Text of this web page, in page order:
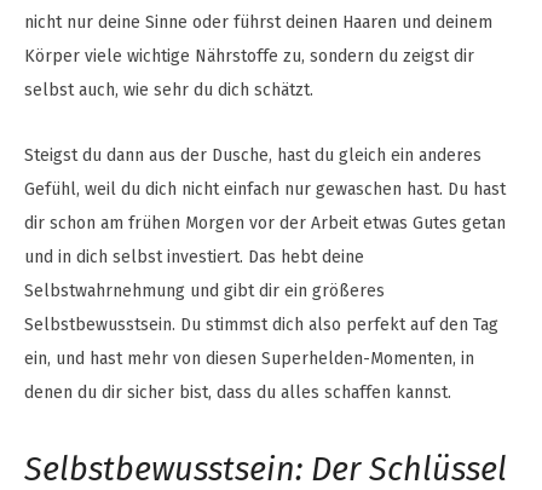
nicht nur deine Sinne oder führst deinen Haaren und deinem
Körper viele wichtige Nährstoffe zu, sondern du zeigst dir
selbst auch, wie sehr du dich schätzt.
Steigst du dann aus der Dusche, hast du gleich ein anderes
Gefühl, weil du dich nicht einfach nur gewaschen hast. Du hast
dir schon am frühen Morgen vor der Arbeit etwas Gutes getan
und in dich selbst investiert. Das hebt deine
Selbstwahrnehmung und gibt dir ein größeres
Selbstbewusstsein. Du stimmst dich also perfekt auf den Tag
ein, und hast mehr von diesen Superhelden-Momenten, in
denen du dir sicher bist, dass du alles schaffen kannst.
Selbstbewusstsein: Der Schlüssel